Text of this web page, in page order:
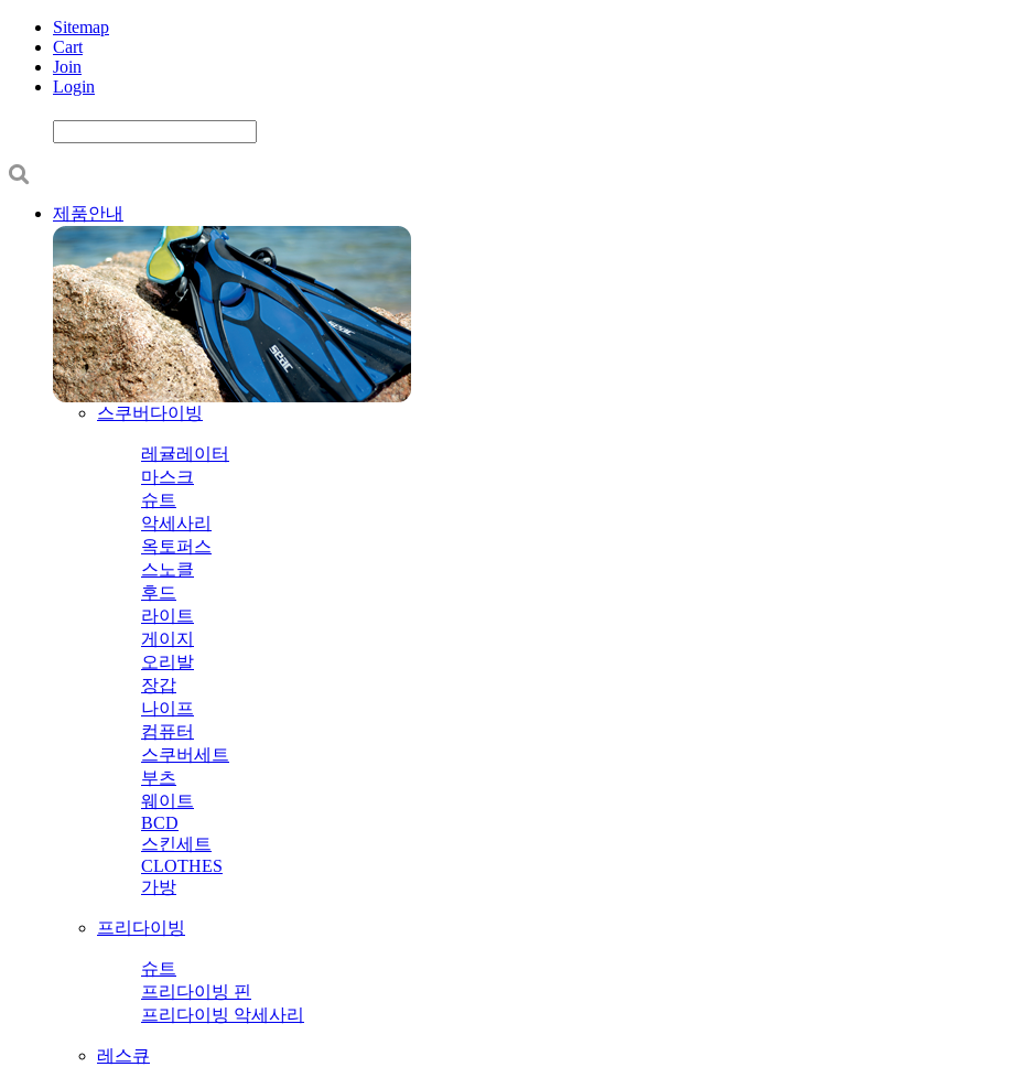
Sitemap
Cart
Join
Login
제품안내
스쿠버다이빙
레귤레이터
마스크
슈트
악세사리
옥토퍼스
스노클
후드
라이트
게이지
오리발
장갑
나이프
컴퓨터
스쿠버세트
부츠
웨이트
BCD
스킨세트
CLOTHES
가방
프리다이빙
슈트
프리다이빙 핀
프리다이빙 악세사리
레스큐